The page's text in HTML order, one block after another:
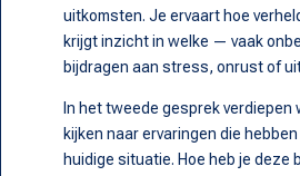
uitkomsten. Je ervaart hoe
krijgt inzicht in welke — vaak
bijdragen aan stress, onrust of
In het tweede gesprek verdiepen
kijken naar ervaringen die
huidige situatie. Hoe heb je deze